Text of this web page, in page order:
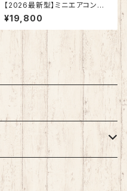
【2026最新型】ミニエアコン付
き空調ベスト【ライトグリン色】W
K-ACC-LG
¥19,800